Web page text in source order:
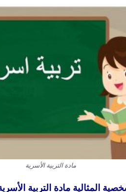
مادة التربية الأسرية
مادة التربية الأسرية